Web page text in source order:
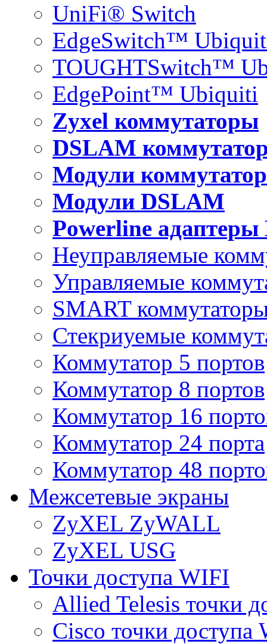
UniFi® Switch
EdgeSwitch™
TOUGHTSwitch™
EdgePoint™ Ubiquiti
Zyxel коммутаторы
DSLAM
Модули
Модули DSLAM
Powerline адаптеры
Неуправляемые
Управляемые
SMART
Стекриуемые
Коммутатор 5 портов
Коммутатор 8 портов
Коммутатор 16
Коммутатор 24 порта
Коммутатор 48
Межсетевые экраны
ZyXEL ZyWALL
ZyXEL USG
Точки доступа WIFI
Allied Telesis точки
Cisco точки доступа